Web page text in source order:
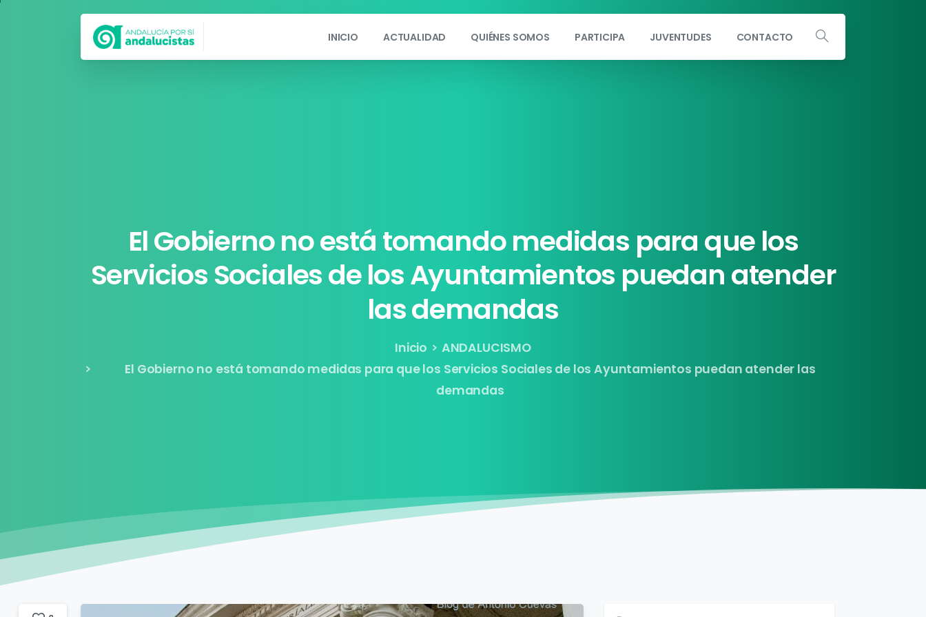
INICIO ACTUALIDAD QUIÉNES SOMOS PARTICIPA JUVENTUDES CONTACTO
ElGobiernonoestátomandomedidas paraquelos
ServiciosSocialesdelosAyuntamientos puedanatender
lasdemandas
Inicio
ANDALUCISMO
El Gobierno no está tomando medidas para que los Servicios Sociales de los Ayuntamientos puedan atender las
demandas